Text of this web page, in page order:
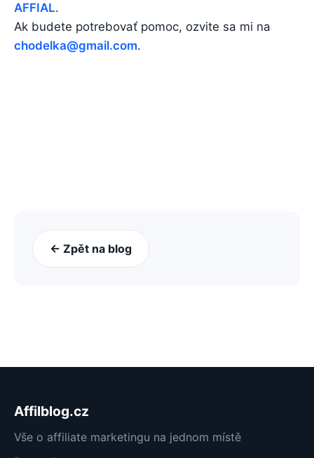
AFFIAL.
Ak budete potrebovať pomoc, ozvite sa mi na
chodelka@gmail.com.
← Zpět na blog
Affilblog.cz
Vše o affiliate marketingu na jednom místě